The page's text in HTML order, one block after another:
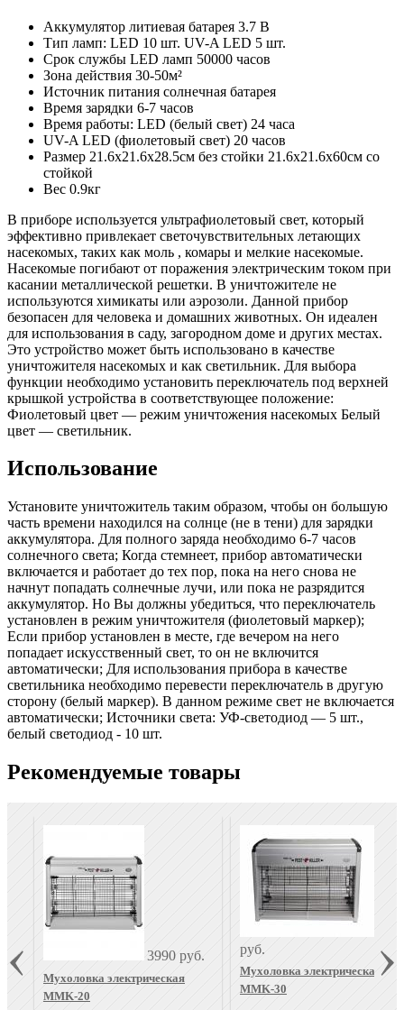
Аккумулятор литиевая батарея 3.7 В
Тип ламп: LED 10 шт. UV-A LED 5 шт.
Срок службы LED ламп 50000 часов
Зона действия 30-50м²
Источник питания солнечная батарея
Время зарядки 6-7 часов
Время работы: LED (белый свет) 24 часа
UV-A LED (фиолетовый свет) 20 часов
Размер 21.6х21.6х28.5см без стойки 21.6х21.6х60см со
стойкой
Вес 0.9кг
В приборе используется ультрафиолетовый свет, который
эффективно привлекает светочувствительных летающих
насекомых, таких как моль , комары и мелкие насекомые.
Насекомые погибают от поражения электрическим током при
касании металлической решетки. В уничтожителе не
используются химикаты или аэрозоли. Данной прибор
безопасен для человека и домашних животных. Он идеален
для использования в саду, загородном доме и других местах.
Это устройство может быть использовано в качестве
уничтожителя насекомых и как светильник. Для выбора
функции необходимо установить переключатель под верхней
крышкой устройства в соответствующее положение:
Фиолетовый цвет — режим уничтожения насекомых Белый
цвет — светильник.
Использование
Установите уничтожитель таким образом, чтобы он большую
часть времени находился на солнце (не в тени) для зарядки
аккумулятора. Для полного заряда необходимо 6-7 часов
солнечного света; Когда стемнеет, прибор автоматически
включается и работает до тех пор, пока на него снова не
начнут попадать солнечные лучи, или пока не разрядится
аккумулятор. Но Вы должны убедиться, что переключатель
установлен в режим уничтожителя (фиолетовый маркер);
Если прибор установлен в месте, где вечером на него
попадает искусственный свет, то он не включится
автоматически; Для использования прибора в качестве
светильника необходимо перевести переключатель в другую
сторону (белый маркер). В данном режиме свет не включается
автоматически; Источники света: УФ-светодиод — 5 шт.,
белый светодиод - 10 шт.
Рекомендуемые товары
3990 руб.
Мухоловка электрическая
MMK-20
руб.
Мухоловка электрическая
MMK-30